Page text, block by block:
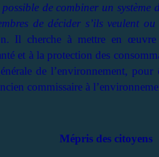
de combiner un système
de décider s’ils veulent
Il cherche à mettre en
et à la protection des
de l’environnement,
commissaire à
Mépris des citoyens